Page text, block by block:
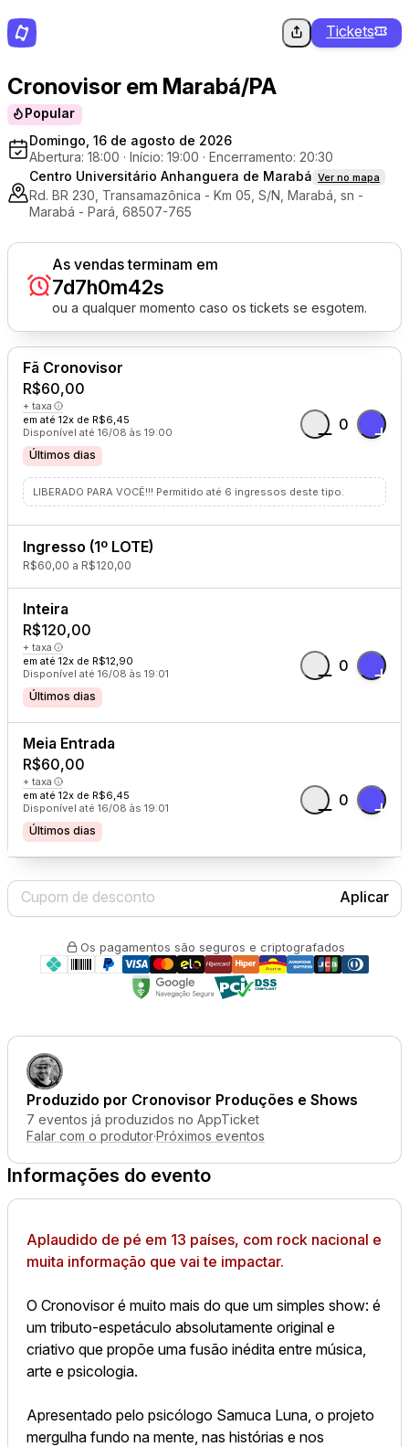
Tickets
Cronovisor em Marabá/PA
Popular
Domingo, 16 de agosto de 2026
Abertura: 18:00 · Início: 19:00 · Encerramento: 20:30
Centro Universitário Anhanguera de Marabá Ver no mapa
Rd. BR 230, Transamazônica - Km 05, S/N, Marabá, sn -
Marabá - Pará, 68507-765
Produzido por Cronovisor Produções e Shows
7 eventos já produzidos no AppTicket
Falar com o produtor·Próximos eventos
Informações do evento
Aplaudido de pé em 13 países, com rock nacional e
muita informação que vai te impactar.
O Cronovisor é muito mais do que um simples show: é
um tributo-espetáculo absolutamente original e
criativo que propõe uma fusão inédita entre música,
arte e psicologia.
Apresentado pelo psicólogo Samuca Luna, o projeto
mergulha fundo na mente, nas histórias e nos
As vendas terminam em
7d7h0m42s
ou a qualquer momento caso os tickets se esgotem.
Fã Cronovisor
R$60,00
+ taxa
em até 12x de R$6,45
Disponível até 16/08 às 19:00
0
Últimos dias
LIBERADO PARA VOCÊ!!! Permitido até 6 ingressos deste tipo.
Ingresso (1º LOTE)
R$60,00 a R$120,00
Inteira
R$120,00
+ taxa
em até 12x de R$12,90
Disponível até 16/08 às 19:01
0
Últimos dias
Meia Entrada
R$60,00
+ taxa
em até 12x de R$6,45
Disponível até 16/08 às 19:01
0
Últimos dias
Aplicar
Os pagamentos são seguros e criptografados